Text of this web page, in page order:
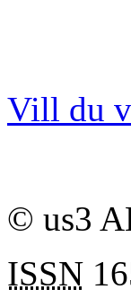
Vill du
© us3
ISSN